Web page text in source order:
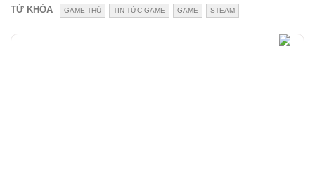
TỪ KHÓA GAME THỦ TIN TỨC GAME GAME STEAM